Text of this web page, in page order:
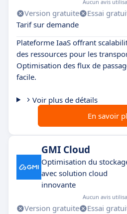
Aucun avis
Version gratuite Essai
Tarif sur demande
Plateforme IaaS offrant
des ressources pour les
Optimisation des flux de
facile.
Voir plus de détails
En savoir
GMI Cloud
Optimisation du
avec solution cloud
innovante
Aucun avis
Version gratuite Essai